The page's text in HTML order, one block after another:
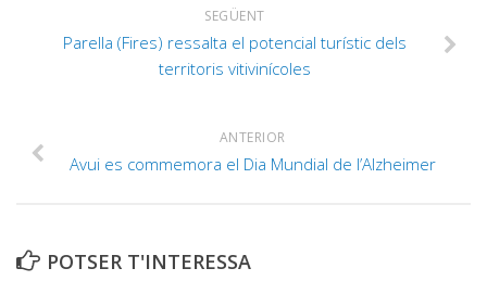
SEGÜENT
Parella (Fires) ressalta el potencial turístic dels
territoris vitivinícoles
ANTERIOR
Avui es commemora el Dia Mundial de l’Alzheimer
POTSER T'INTERESSA